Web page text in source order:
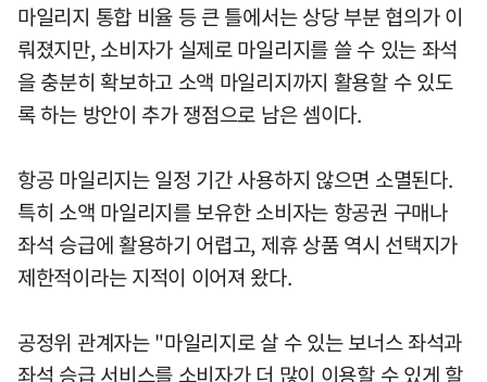
마일리지 통합 비율 등 큰 틀에서는 상당 부분 협의가 이
뤄졌지만, 소비자가 실제로 마일리지를 쓸 수 있는 좌석
을 충분히 확보하고 소액 마일리지까지 활용할 수 있도
록 하는 방안이 추가 쟁점으로 남은 셈이다.
항공 마일리지는 일정 기간 사용하지 않으면 소멸된다.
특히 소액 마일리지를 보유한 소비자는 항공권 구매나
좌석 승급에 활용하기 어렵고, 제휴 상품 역시 선택지가
제한적이라는 지적이 이어져 왔다.
공정위 관계자는 "마일리지로 살 수 있는 보너스 좌석과
좌석 승급 서비스를 소비자가 더 많이 이용할 수 있게 할